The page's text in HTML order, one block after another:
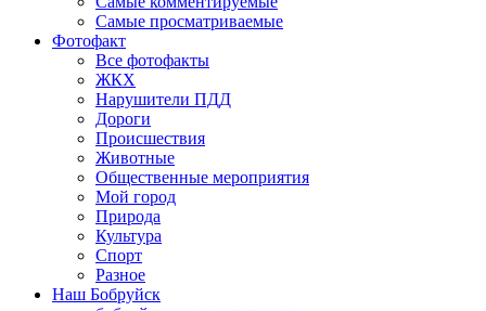
Самые просматриваемые
Фотофакт
Все фотофакты
ЖКХ
Нарушители ПДД
Дороги
Происшествия
Животные
Общественные мероприятия
Мой город
Природа
Культура
Спорт
Разное
Наш Бобруйск